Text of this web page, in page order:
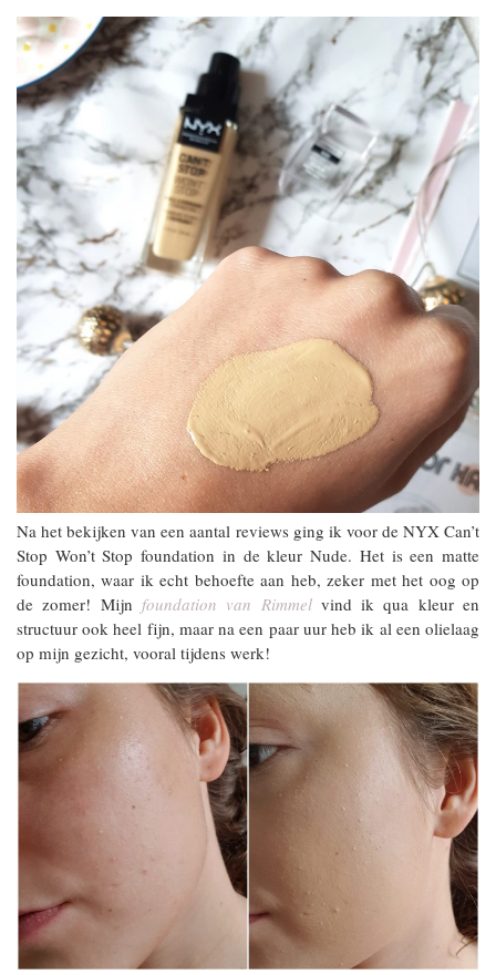
Na het bekijken van een aantal reviews ging ik voor de NYX Can’t
Stop Won’t Stop foundation in de kleur Nude. Het is een matte
foundation, waar ik echt behoefte aan heb, zeker met het oog op
de zomer! Mijn foundation van Rimmelvind ik qua kleur en
structuur ook heel fijn, maar na een paar uur heb ik al een olielaag
op mijn gezicht, vooral tijdens werk!